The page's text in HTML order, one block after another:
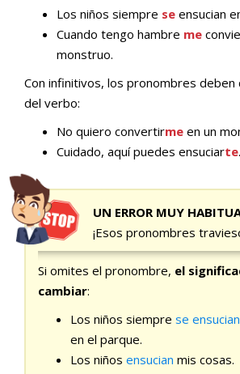
Los niños siempre se ensucian
Cuando tengo hambre me
monstruo.
Con infinitivos, los pronombres deben
del verbo:
No quiero convertirme en un
Cuidado, aquí puedes ensuciarte.
UN ERROR MUY
¡Esos pronombres
Si omites el pronombre, el
cambiar:
Los niños siempre se ensucian
en el parque.
Los niños ensucian mis cosas.